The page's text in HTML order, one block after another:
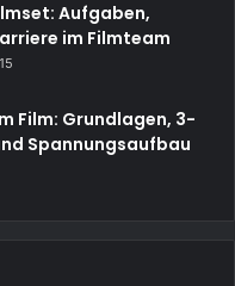
Aufgaben,
im Filmteam
Film: Grundlagen, 3-
Spannungsaufbau